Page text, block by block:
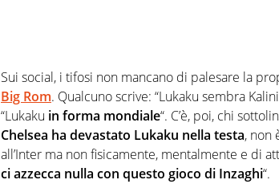
Sui social, i tifosi non mancano di palesare la
Big Rom. Qualcuno scrive: “Lukaku sembra
“Lukaku in forma mondiale“. C’è, poi, chi
Chelsea ha devastato Lukaku nella testa, non
all’Inter ma non fisicamente, mentalmente e di
ci azzecca nulla con questo gioco di Inzaghi“.